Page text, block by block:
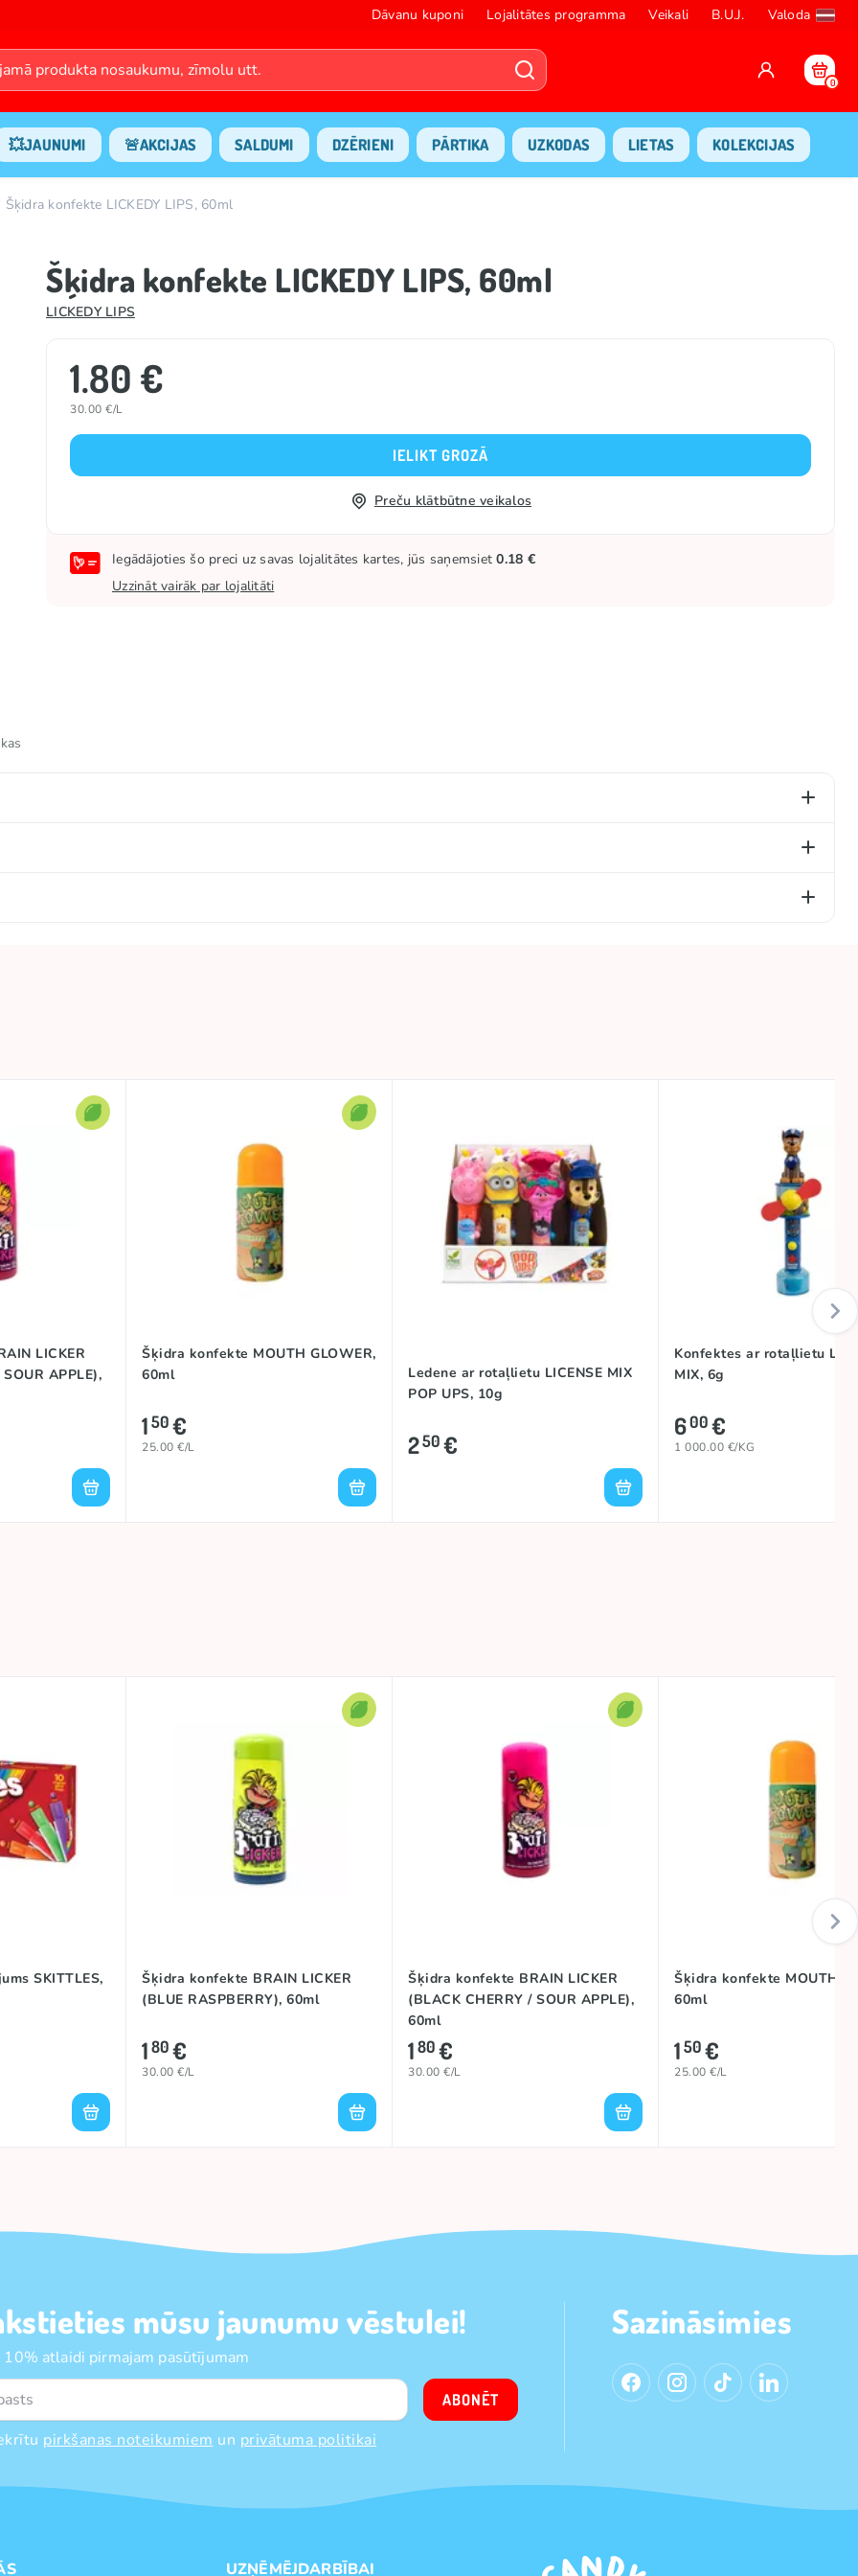
Dāvanu kuponi Lojalitātes programma Veikali B.U.J. Valoda
0
💥JAUNUMI 🚨AKCIJAS SALDUMI DZĒRIENI PĀRTIKA UZKODAS LIETAS KOLEKCIJAS
Šķidra konfekte LICKEDY LIPS, 60ml
Šķidra konfekte LICKEDY LIPS, 60ml
LICKEDY LIPS
1.80 €
30.00 €/L
IELIKT GROZĀ
Preču klātbūtne veikalos
Iegādājoties šo preci uz savas lojalitātes kartes, jūs saņemsiet0.18 €
Uzzināt vairāk par lojalitāti
E330), aromatizētāji, krāsvielas (E133, E150d, E163), konservanti (E202, E211).
LICKER
APPLE),
Šķidra konfekte MOUTH GLOWER,
60ml
150€
25.00 €/L
Ledene ar rotaļlietu LICENSE MIX
POP UPS, 10g
250€
Konfektes ar rotaļlietu
MIX, 6g
600€
1 000.00 €/KG
SKITTLES,
Šķidra konfekte BRAIN LICKER
(BLUE RASPBERRY), 60ml
180€
30.00 €/L
Šķidra konfekte BRAIN LICKER
(BLACK CHERRY / SOUR APPLE),
60ml
180€
30.00 €/L
Šķidra konfekte MOUTH
60ml
150€
25.00 €/L
mūsu jaunumu vēstulei!
10% atlaidi pirmajam pasūtījumam
pirkšanas noteikumiemun privātuma politikai
ABONĒT
Sazināsimies
UZŅĒMĒJDARBĪBAI